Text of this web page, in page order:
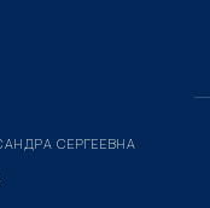
СЕРГЕЕВНА